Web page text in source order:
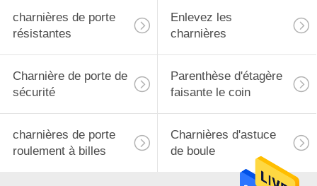
charnières de porte
résistantes
Enlevez les
charnières
Charnière de porte de
sécurité
Parenthèse d'étagère
faisante le coin
charnières de porte
roulement à billes
Charnières d'astuce
de boule